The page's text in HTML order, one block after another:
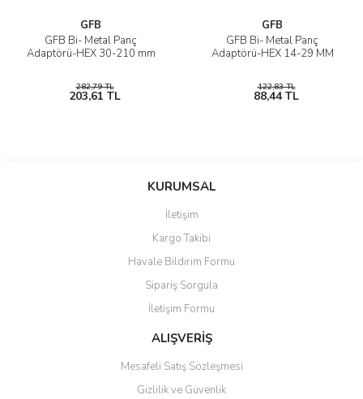
GFB
GFB Bi- Metal Panç
Adaptörü-HEX 30-210 mm
282,79 TL
203,61 TL
GFB
GFB Bi- Metal Panç
Adaptörü-HEX 14-29 MM
122,83 TL
88,44 TL
KURUMSAL
İletişim
Kargo Takibi
Havale Bildirim Formu
Sipariş Sorgula
İletişim Formu
ALIŞVERİŞ
Mesafeli Satış Sözleşmesi
Gizlilik ve Güvenlik